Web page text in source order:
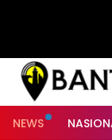
NEWS